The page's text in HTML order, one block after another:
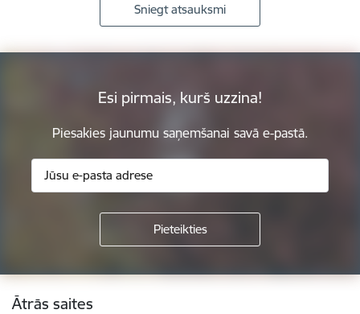
Sniegt atsauksmi
Esi pirmais, kurš uzzina!
Piesakies jaunumu saņemšanai savā e-pastā.
Kājene
Ātrās saites